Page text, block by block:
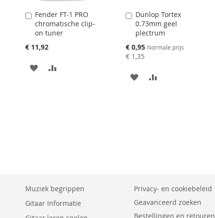
Fender FT-1 PRO
chromatische clip-
on tuner
€ 11,92
Aan
winkelwagen
toevoegen
AAN
Dunlop Tortex
0.73mm geel
plectrum
Speciale
prijs
€ 0,95 Normale prijs
€ 1,35
Aan
winkelwagen
toevoegen
AAN
Muziek begrippen
Gitaar Informatie
Privacy- en cookiebeleid
Geavanceerd zoeken
Bestellingen en retouren